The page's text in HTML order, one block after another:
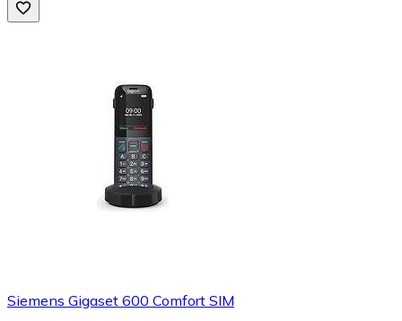
Siemens Gigaset 600 Comfort SIM